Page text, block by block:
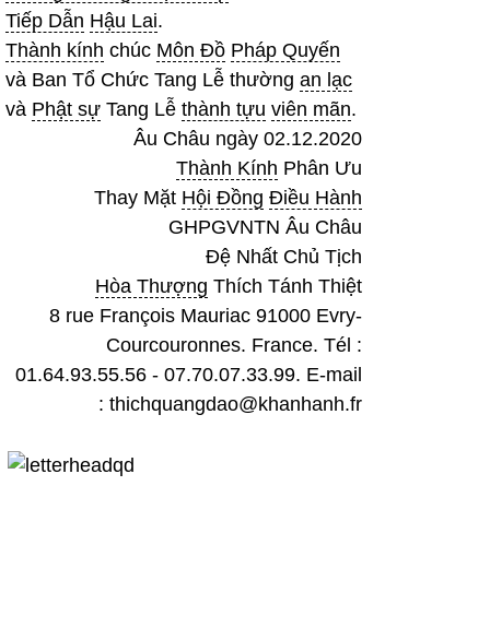
Tiếp Dẫn Hậu Lai.
Thành kính chúc Môn Đồ Pháp Quyến
và Ban Tổ Chức Tang Lễ thường an lạc
và Phật sự Tang Lễ thành tựu viên mãn.
Âu Châu ngày 02.12.2020
Thành Kính Phân Ưu
Thay Mặt Hội Đồng Điều Hành
GHPGVNTN Âu Châu
Đệ Nhất Chủ Tịch
Hòa Thượng Thích Tánh Thiệt
8 rue François Mauriac 91000 Evry-
Courcouronnes. France. Tél :
01.64.93.55.56 - 07.70.07.33.99. E-mail
: thichquangdao@khanhanh.fr